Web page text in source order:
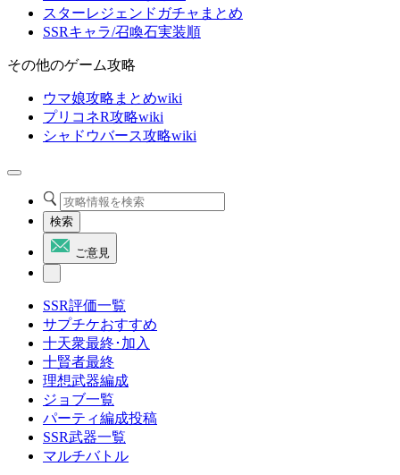
スターレジェンドガチャまとめ
SSRキャラ/召喚石実装順
その他のゲーム攻略
ウマ娘攻略まとめwiki
プリコネR攻略wiki
シャドウバース攻略wiki
検索
ご意見
SSR評価一覧
サプチケおすすめ
十天衆最終･加入
十賢者最終
理想武器編成
ジョブ一覧
パーティ編成投稿
SSR武器一覧
マルチバトル